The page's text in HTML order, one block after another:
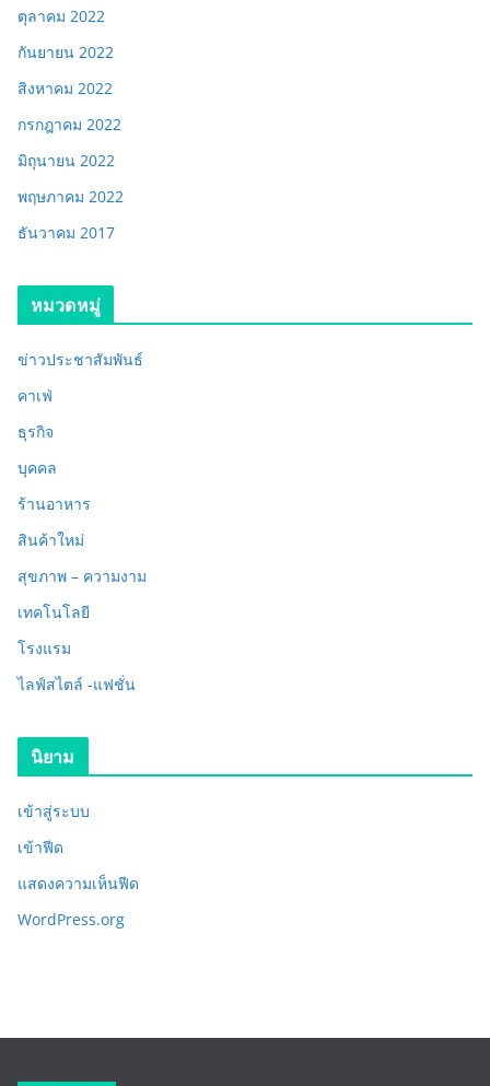
ตุลาคม 2022
กันยายน 2022
สิงหาคม 2022
กรกฎาคม 2022
มิถุนายน 2022
พฤษภาคม 2022
ธันวาคม 2017
หมวดหมู่
ข่าวประชาสัมพันธ์
คาเฟ่
ธุรกิจ
บุคคล
ร้านอาหาร
สินค้าใหม่
สุขภาพ – ความงาม
เทคโนโลยี
โรงแรม
ไลฟ์สไตล์ -แฟชั่น
นิยาม
เข้าสู่ระบบ
เข้าฟีด
แสดงความเห็นฟีด
WordPress.org